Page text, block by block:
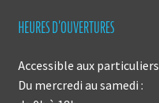
HEURES D’OUVERTURES
Accessible aux particuliers
Du mercredi au samedi :